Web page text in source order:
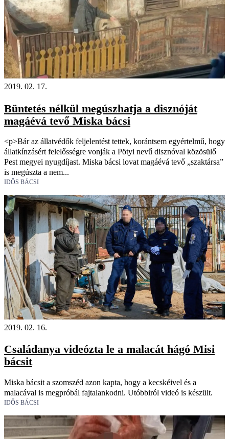
2019. 02. 17.
Büntetés nélkül megúszhatja a disznóját
magáévá tevő Miska bácsi
<p>Bár az állatvédők feljelentést tettek, korántsem egyértelmű, hogy
állatkínzásért felelősségre vonják a Pötyi nevű disznóval közösülő
Pest megyei nyugdíjast. Miska bácsi lovat magáévá tevő „szaktársa”
is megúszta a nem...
IDŐS BÁCSI
2019. 02. 16.
Családanya videózta le a malacát hágó Misi
bácsit
Miska bácsit a szomszéd azon kapta, hogy a kecskéivel és a
malacával is megpróbál fajtalankodni. Utóbbiról videó is készült.
IDŐS BÁCSI